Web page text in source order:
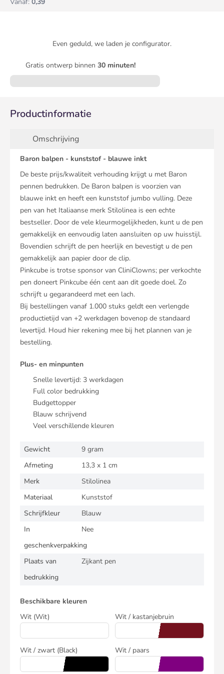
Even geduld, we laden je configurator.
Gratis ontwerp binnen 30 minuten!
Productinformatie
Omschrijving
Baron balpen - kunststof - blauwe inkt
De beste prijs/kwaliteit verhouding krijgt u met Baron
pennen bedrukken. De Baron balpen is voorzien van
blauwe inkt en heeft een kunststof jumbo vulling. Deze
pen van het Italiaanse merk Stilolinea is een echte
bestseller. Door de vele kleurmogelijkheden, kunt u de pen
gemakkelijk en eenvoudig laten aansluiten op uw huisstijl.
Bovendien schrijft de pen heerlijk en bevestigt u de pen
gemakkelijk aan papier door de clip.
Pinkcube is trotse sponsor van CliniClowns; per verkochte
pen doneert Pinkcube één cent aan dit goede doel. Zo
schrijft u gegarandeerd met een lach.
Bij bestellingen vanaf 1.000 stuks geldt een verlengde
productietijd van +2 werkdagen bovenop de standaard
levertijd. Houd hier rekening mee bij het plannen van je
bestelling.
Plus- en minpunten
Snelle levertijd: 3werkdagen
Full color bedrukking
Budgettopper
Blauw schrijvend
Veel verschillende kleuren
Gewicht
9 gram
Afmeting
13,3 x 1 cm
Merk
Stilolinea
Materiaal
Kunststof
Schrijfkleur
Blauw
In
geschenkverpakking
Nee
Plaats van
bedrukking
Zijkant pen
Beschikbare kleuren
Wit (Wit) Wit / kastanjebruin
Wit / zwart (Black) Wit / paars